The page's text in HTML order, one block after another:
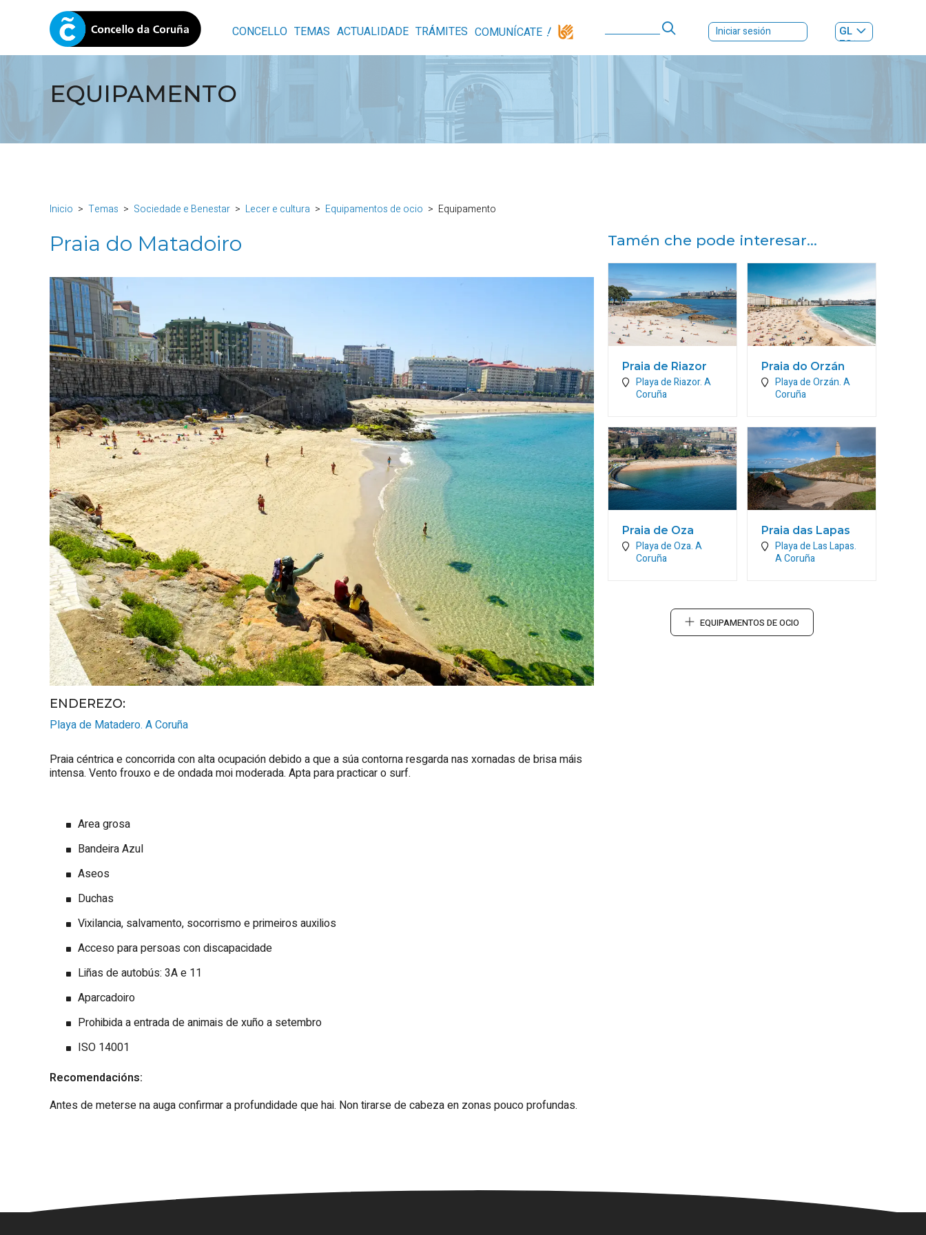
CONCELLO TEMAS ACTUALIDADE TRÁMITES COMUNÍCATE Iniciar sesión
GL
ES|
EQUIPAMENTO
Inicio Temas Sociedade e Benestar Lecer e cultura Equipamentos de ocio Equipamento
Praia do Matadoiro
ENDEREZO:
Playa de Matadero. A Coruña
Praia céntrica e concorrida con alta ocupación debido a que a súa contorna resgarda nas xornadas de brisa máis
intensa. Vento frouxo e de ondada moi moderada. Apta para practicar o surf.
Area grosa
Bandeira Azul
Aseos
Duchas
Vixilancia, salvamento, socorrismo e primeiros auxilios
Acceso para persoas con discapacidade
Liñas de autobús: 3A e 11
Aparcadoiro
Prohibida a entrada de animais de xuño a setembro
ISO 14001
Recomendacións:
Antes de meterse na auga confirmar a profundidade que hai. Non tirarse de cabeza en zonas pouco profundas.
Tamén che pode interesar...
Praia de Riazor
Playa de Riazor.A
Coruña
Praia do Orzán
Playa de Orzán.A
Coruña
Praia de Oza
Playa de Oza.A
Coruña
Praia das Lapas
Playa de Las Lapas.
A Coruña
EQUIPAMENTOS DE OCIO